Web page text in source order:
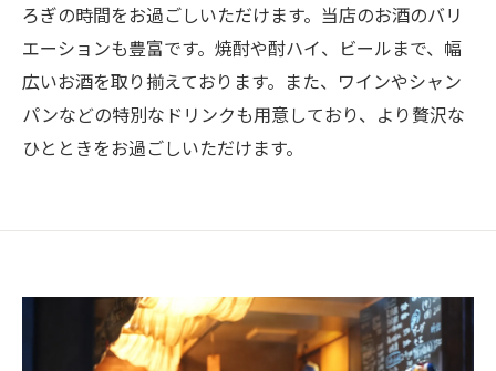
ろぎの時間をお過ごしいただけます。当店のお酒のバリ
エーションも豊富です。焼酎や酎ハイ、ビールまで、幅
広いお酒を取り揃えております。また、ワインやシャン
パンなどの特別なドリンクも用意しており、より贅沢な
ひとときをお過ごしいただけます。